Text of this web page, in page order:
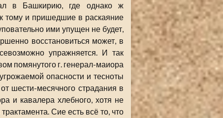
в Башкирию, где однако ж
тому и пришедшие в раскаяние
ими упущен не будет,
восстановиться может, в
упражняется. И так
помянутого г. генерал-маиора
опасности и тесноты
шести-месячного страдания в
и кавалера хлебного, хотя не
Сие есть всё то, что